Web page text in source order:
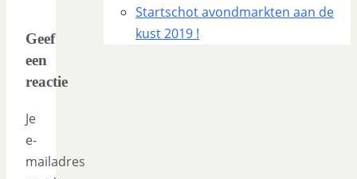
Geef
een
reactie
Je
e-
mailadres
Startschot avondmarkten aan de
kust 2019 !